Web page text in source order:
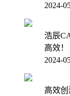
2024-
浩辰
高效！
2024-
高效